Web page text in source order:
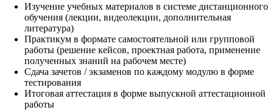
Изучение учебных материалов в системе дистанционного
обучения (лекции, видеолекции, дополнительная
литература)
Практикум в формате самостоятельной или групповой
работы (решение кейсов, проектная работа, применение
полученных знаний на рабочем месте)
Сдача зачетов / экзаменов по каждому модулю в форме
тестирования
Итоговая аттестация в форме выпускной аттестационной
работы